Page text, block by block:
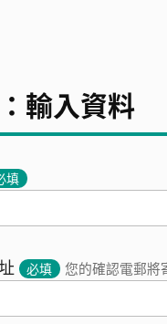
輸入資料
填
必填 您的確認電郵將